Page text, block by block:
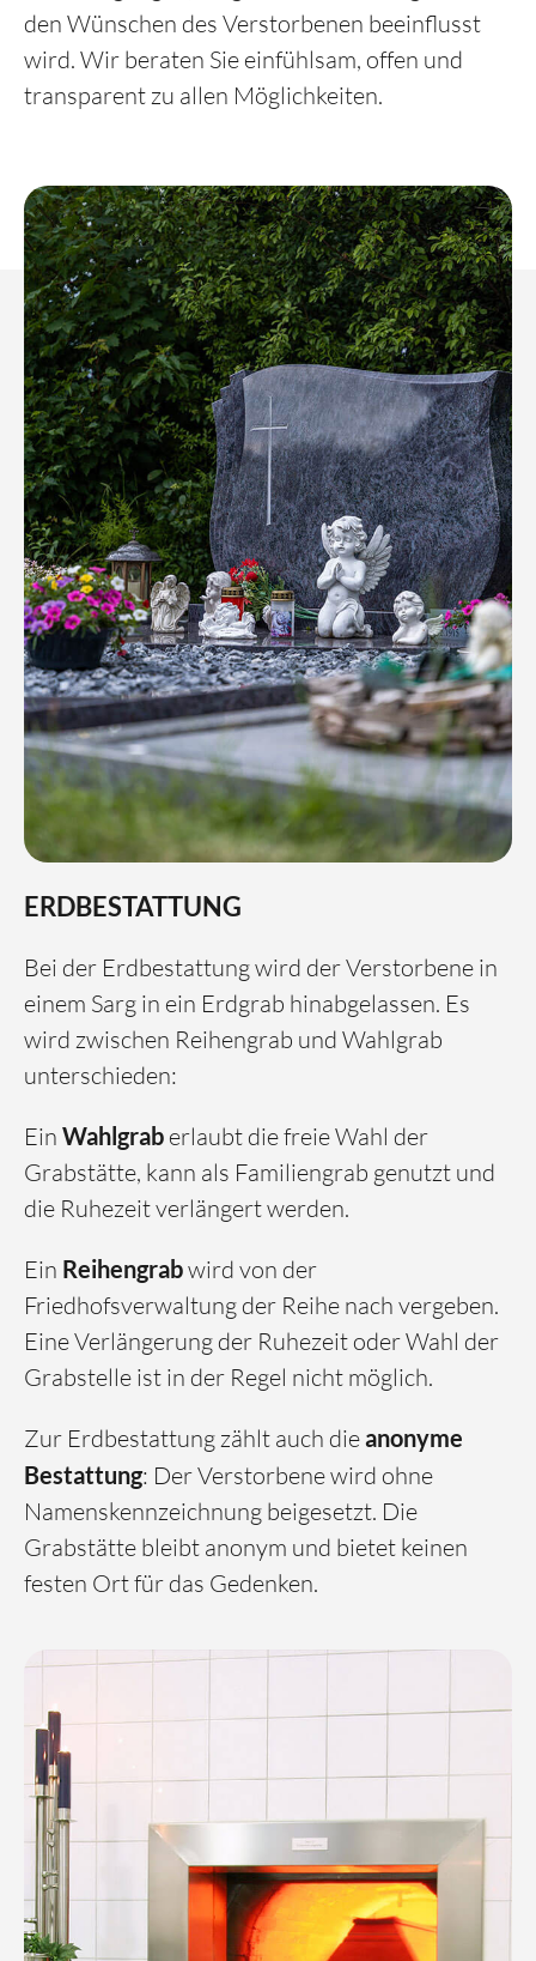
Kinder & Tod
FAQ
den Wünschen des Verstorbenen beeinflusst
wird. Wir beraten Sie einfühlsam, offen und
transparent zu allen Möglichkeiten.
ERDBESTATTUNG
Bei der Erdbestattung wird der Verstorbene in
einem Sarg in ein Erdgrab hinabgelassen. Es
wird zwischen Reihengrab und Wahlgrab
unterschieden:
Ein Wahlgrab erlaubt die freie Wahl der
Grabstätte, kann als Familiengrab genutzt und
die Ruhezeit verlängert werden.
Ein Reihengrabwird von der
Friedhofsverwaltung der Reihe nach vergeben.
Eine Verlängerung der Ruhezeit oder Wahl der
Grabstelle ist in der Regel nicht möglich.
Zur Erdbestattung zählt auch dieanonyme
Bestattung: Der Verstorbene wird ohne
Namenskennzeichnung beigesetzt. Die
Grabstätte bleibt anonym und bietet keinen
festen Ort für das Gedenken.